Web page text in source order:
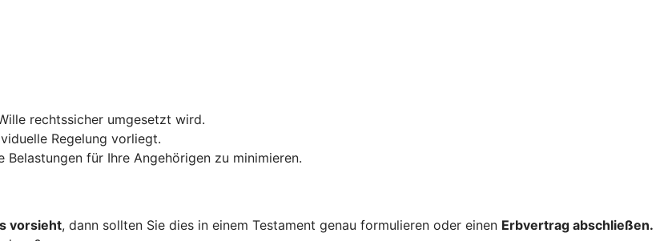
rechtssicher umgesetzt wird.
Regelung vorliegt.
Belastungen für Ihre Angehörigen zu minimieren.
vorsieht, dann sollten Sie dies in einem Testament genau formulieren oder einen Erbvertrag abschließen.